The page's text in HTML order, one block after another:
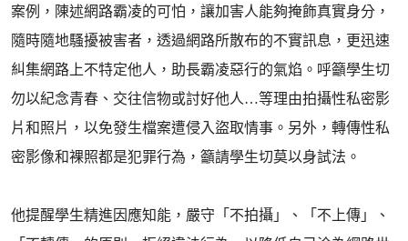
案例，陳述網路霸凌的可怕，讓加害人能夠掩飾真實身分，
隨時隨地騷擾被害者，透過網路所散布的不實訊息，更迅速
糾集網路上不特定他人，助長霸凌惡行的氣焰。呼籲學生切
勿以紀念青春、交往信物或討好他人…等理由拍攝性私密影
片和照片，以免發生檔案遭侵入盜取情事。另外，轉傳性私
密影像和裸照都是犯罪行為，籲請學生切莫以身試法。
他提醒學生精進因應知能，嚴守「不拍攝」、「不上傳」、